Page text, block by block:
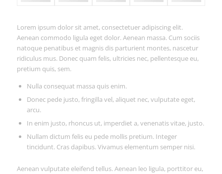
Lorem ipsum dolor sit amet, consectetuer adipiscing elit.
Aenean commodo ligula eget dolor. Aenean massa. Cum sociis
natoque penatibus et magnis dis parturient montes, nascetur
ridiculus mus. Donec quam felis, ultricies nec, pellentesque eu,
pretium quis, sem.
Nulla consequat massa quis enim.
Donec pede justo, fringilla vel, aliquet nec, vulputate eget,
arcu.
In enim justo, rhoncus ut, imperdiet a, venenatis vitae, justo.
Nullam dictum felis eu pede mollis pretium. Integer
tincidunt. Cras dapibus. Vivamus elementum semper nisi.
Aenean vulputate eleifend tellus. Aenean leo ligula, porttitor eu,